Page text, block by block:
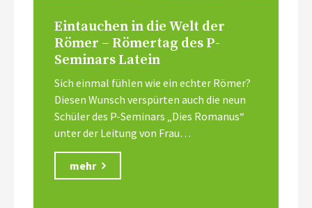
Eintauchen in die Welt der
Römer – Römertag des P-
Seminars Latein
Sich einmal fühlen wie ein echter Römer?
Diesen Wunsch verspürten auch die neun
Schüler des P-Seminars „Dies Romanus“
unter der Leitung von Frau…
mehr